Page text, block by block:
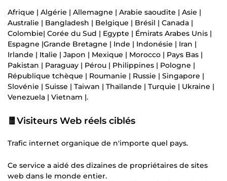
Afrique | Algérie | Allemagne | Arabie saoudite | Asie |
Australie | Bangladesh | Belgique | Brésil | Canada |
Colombie| Corée du Sud | Egypte | Émirats Arabes Unis |
Espagne |Grande Bretagne | Inde | Indonésie | Iran |
Irlande | Italie | Japon | Mexique | Morocco | Pays Bas |
Pakistan | Paraguay | Pérou | Philippines | Pologne |
République tchèque | Roumanie | Russie | Singapore |
Slovénie | Suisse | Taiwan | Thaïlande | Turquie | Ukraine |
Venezuela | Vietnam |.
🧧Visiteurs Web réels ciblés
Trafic internet organique de n'importe quel pays.
Ce service a aidé des dizaines de propriétaires de sites
web dans le monde entier.